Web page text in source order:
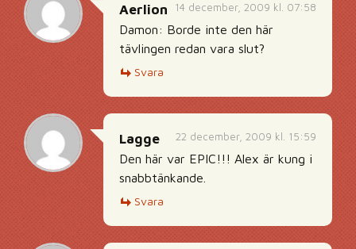
14 december, 2009 kl. 07:58
Aerlion
Damon: Borde inte den här
tävlingen redan vara slut?
Svara
22 december, 2009 kl. 15:59
Lagge
Den här var EPIC!!! Alex är kung i
snabbtänkande.
Svara